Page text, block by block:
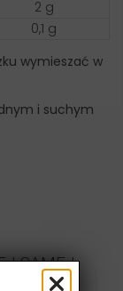
2 g
0,1 g
wymieszać w
i suchym
SAMEJ